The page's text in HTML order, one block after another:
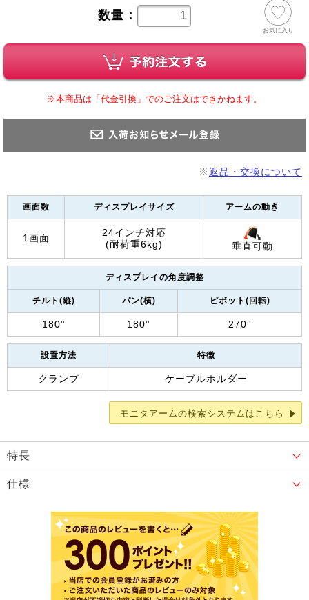
数量：
お気に入り
※本商品は「代金引換」でのご注文はできかねます。
※返品・交換について
画面数 ディスプレイサイズ アームの動き
1画面
24インチ対応
(耐荷重6kg)
垂直可動
ディスプレイの角度調整
チルト(縦) パン(横) ピボット(回転)
180° 180° 270°
設置方法 特徴
クランプ ケーブルホルダー
モニタアームの検索システムはこちら
特長
仕様